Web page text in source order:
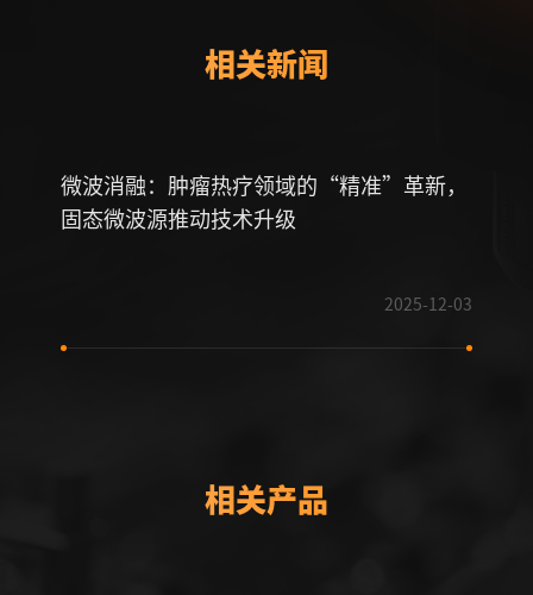
相关新闻
微波消融：肿瘤热疗领域的“精准”革新，
固态微波源推动技术升级
2025-12-03
相关产品